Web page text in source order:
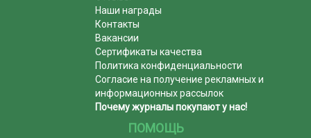
Наши награды
Контакты
Вакансии
Сертификаты качества
Политика конфиденциальности
Согласие на получение рекламных и
информационных рассылок
Почему журналы покупают у нас!
ПОМОЩЬ